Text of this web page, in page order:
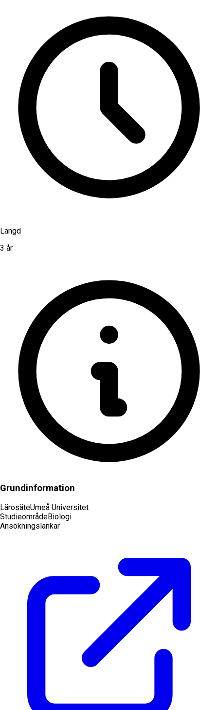
Längd
3 år
Grundinformation
LärosäteUmeå Universitet
StudieområdeBiologi
Ansökningslänkar